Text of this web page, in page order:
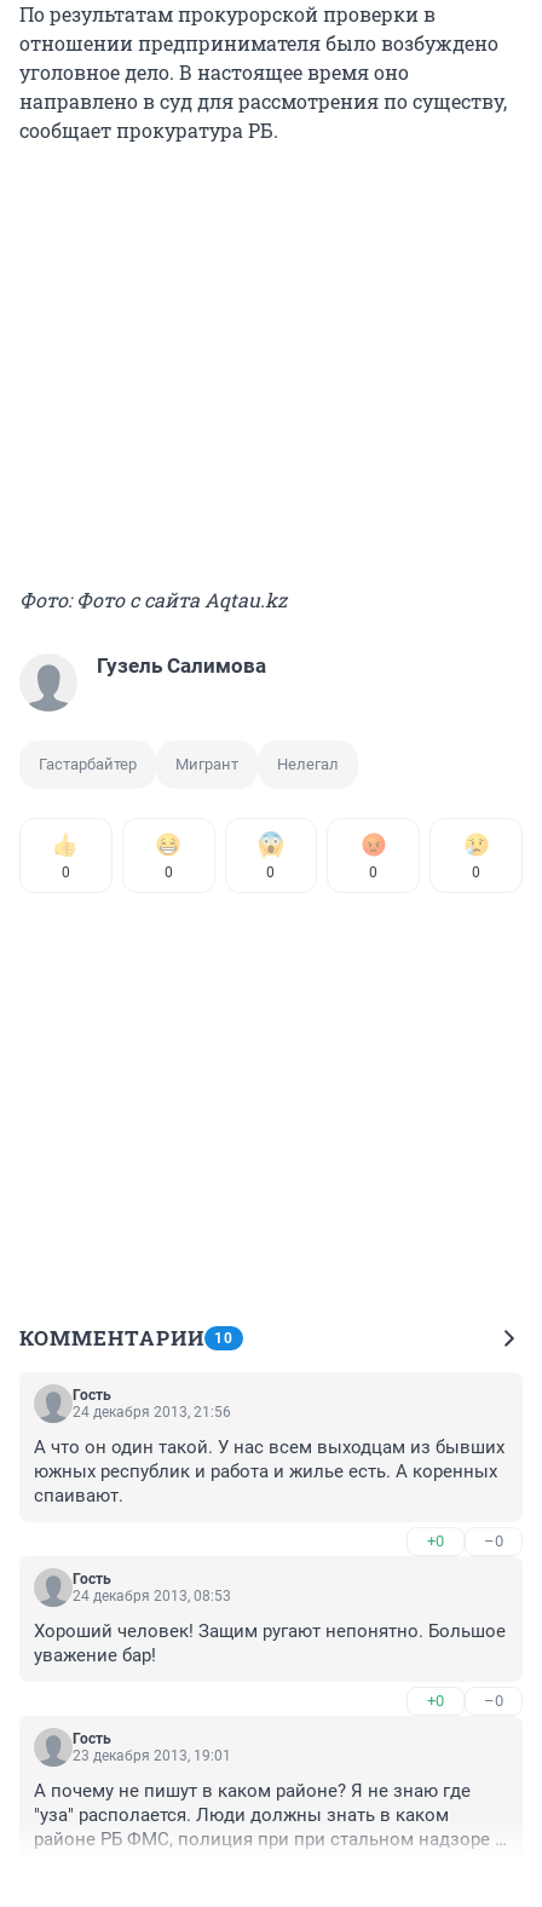
По результатам прокурорской проверки в
отношении предпринимателя было возбуждено
уголовное дело. В настоящее время оно
направлено в суд для рассмотрения по существу,
сообщает прокуратура РБ.
Фото: Фото с сайта Aqtau.kz
Гузель Салимова
Гастарбайтер Мигрант Нелегал
0 0 0 0 0
КОММЕНТАРИИ 10
Гость
24 декабря 2013, 21:56
А что он один такой. У нас всем выходцам из бывших
южных республик и работа и жилье есть. А коренных
спаивают.
+0 –0
Гость
24 декабря 2013, 08:53
Хороший человек! Защим ругают непонятно. Большое
уважение бар!
+0 –0
Гость
23 декабря 2013, 19:01
А почему не пишут в каком районе? Я не знаю где
"уза" располается. Люди должны знать в каком
районе РБ ФМС, полиция при при стальном надзоре